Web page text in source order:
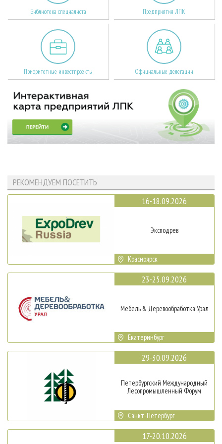
Библиотека специалиста Предприятия ЛПК
Приоритетные инвестпроекты Официальные делегации
РЕКОМЕНДУЕМ ПОСЕТИТЬ
16-18.09.2026
Эксподрев
Красноярск
23-25.09.2026
Мебель & Деревообработка Урал
Екатеринбург
29-30.09.2026
Петербургский Международный
Лесопромышленный Форум
Санкт-Петербург
17-20.10.2026